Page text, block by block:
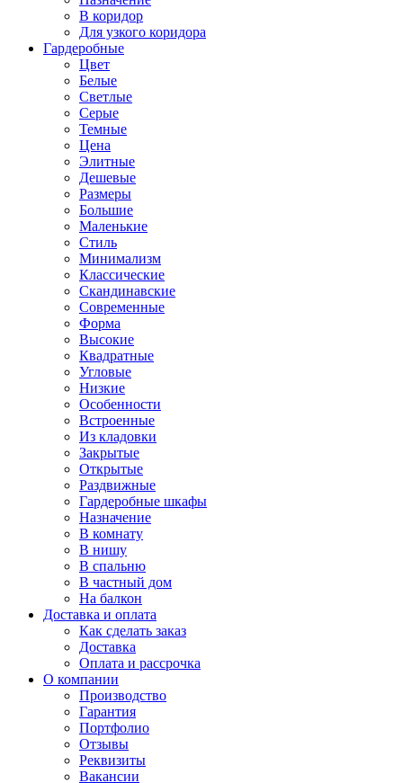
В коридор
Для узкого коридора
Гардеробные
Цвет
Белые
Светлые
Серые
Темные
Цена
Элитные
Дешевые
Размеры
Большие
Маленькие
Стиль
Минимализм
Классические
Скандинавские
Современные
Форма
Высокие
Квадратные
Угловые
Низкие
Особенности
Встроенные
Из кладовки
Закрытые
Открытые
Раздвижные
Гардеробные шкафы
Назначение
В комнату
В нишу
В спальню
В частный дом
На балкон
Доставка и оплата
Как сделать заказ
Доставка
Оплата и рассрочка
О компании
Производство
Гарантия
Портфолио
Отзывы
Реквизиты
Вакансии